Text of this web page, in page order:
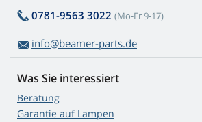
0781-9563 3022 (Mo-Fr 9-17)
info@beamer-parts.de
Was Sie interessiert
Beratung
Garantie auf Lampen